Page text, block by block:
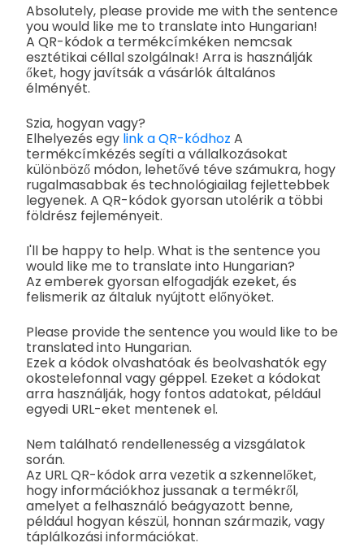
Absolutely, please provide me with the sentence
you would like me to translate into Hungarian!
A QR-kódok a termékcímkéken nemcsak
esztétikai céllal szolgálnak! Arra is használják
őket, hogy javítsák a vásárlók általános
élményét.
Szia, hogyan vagy?
Elhelyezés egy link a QR-kódhoz A
termékcímkézés segíti a vállalkozásokat
különböző módon, lehetővé téve számukra, hogy
rugalmasabbak és technológiailag fejlettebbek
legyenek. A QR-kódok gyorsan utolérik a többi
földrész fejleményeit.
I'll be happy to help. What is the sentence you
would like me to translate into Hungarian?
Az emberek gyorsan elfogadják ezeket, és
felismerik az általuk nyújtott előnyöket.
Please provide the sentence you would like to be
translated into Hungarian.
Ezek a kódok olvashatóak és beolvashatók egy
okostelefonnal vagy géppel. Ezeket a kódokat
arra használják, hogy fontos adatokat, például
egyedi URL-eket mentenek el.
Nem található rendellenesség a vizsgálatok
során.
Az URL QR-kódok arra vezetik a szkennelőket,
hogy információkhoz jussanak a termékről,
amelyet a felhasználó beágyazott benne,
például hogyan készül, honnan származik, vagy
táplálkozási információkat.